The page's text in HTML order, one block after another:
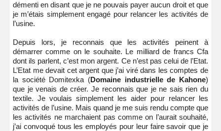
démenti en disant que je ne pouvais payer aucun droit et que
je m’étais simplement engagé pour relancer les activités de
l’usine.
Depuis lors, je reconnais que les activités peinent à
démarrer comme on le souhaite. Le milliard de francs Cfa
dont ils parlent, c’est mon argent. Ce n’est pas celui de l’Etat.
L’Etat me devait cet argent que j’ai viré dans les comptes de
la société Domitexka (Domaine industrielle de Kahone)
que je venais de créer. Je reconnais que je ne sais rien du
textile. Je voulais simplement les aider pour relancer les
activités de l’usine. Mais quand je me suis rendu compte que
les activités ne marchaient pas comme on l’aurait souhaité,
j’ai convoqué tous les employés pour leur faire savoir que je